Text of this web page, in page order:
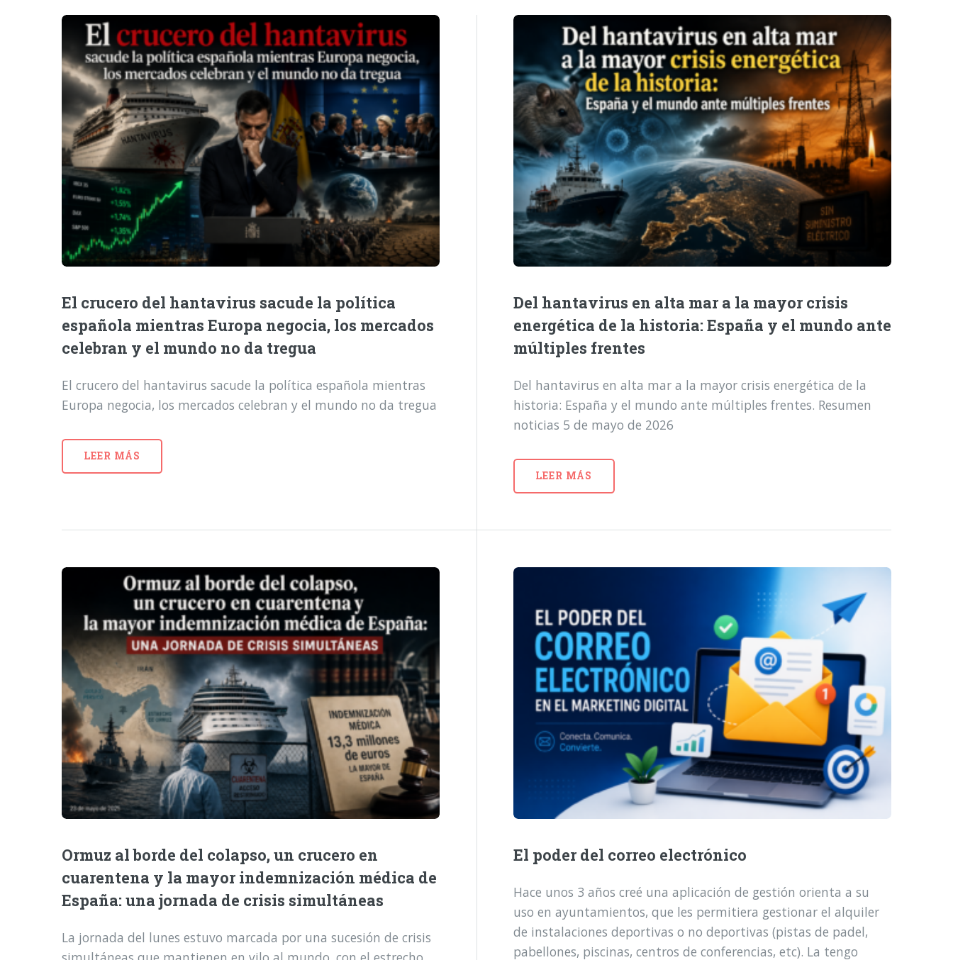
El crucero del hantavirus sacude la política
española mientras Europa negocia, los mercados
celebran y el mundo no da tregua
El crucero del hantavirus sacude la política española mientras
Europa negocia, los mercados celebran y el mundo no da tregua
LEER MÁS
Del hantavirus en alta mar a la mayor crisis
energética de la historia: España y el mundo ante
múltiples frentes
Del hantavirus en alta mar a la mayor crisis energética de la
historia: España y el mundo ante múltiples frentes. Resumen
noticias 5 de mayo de 2026
LEER MÁS
Ormuz al borde del colapso, un crucero en
cuarentena y la mayor indemnización médica de
España: una jornada de crisis simultáneas
La jornada del lunes estuvo marcada por una sucesión de crisis
El poder del correo electrónico
Hace unos 3 años creé una aplicación de gestión orienta a su
uso en ayuntamientos, que les permitiera gestionar el alquiler
de instalaciones deportivas o no deportivas (pistas de padel,
pabellones, piscinas, centros de conferencias, etc). La tengo